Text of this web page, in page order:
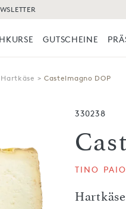
GUTSCHEINE
> Castelmagno DOP
330238
TINO